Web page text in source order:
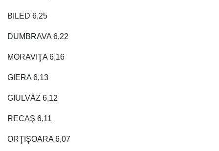
BILED 6,25
DUMBRAVA 6,22
MORAVIŢA 6,16
GIERA 6,13
GIULVĂZ 6,12
RECAŞ 6,11
ORŢIŞOARA 6,07